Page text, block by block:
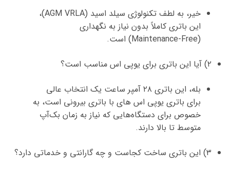
خیر، به لطف تکنولوژی سیلد اسید (AGM VRLA)،
این باتری کاملاً بدون نیاز به نگهداری
(Maintenance-Free) است.
۲) آیا این باتری برای یوپی اس مناسب است؟
بله، این باتری ۲۸ آمپر ساعت
یک انتخاب عالی
برای باتری یوپی اسهای با باتری بیرونی است، به
خصوص برای دستگاه‌هایی که نیاز به زمان بک‌آپ
متوسط تا بالا دارند.
۳) این باتری ساخت کجاست و چه گارانتی و خدماتی دارد؟